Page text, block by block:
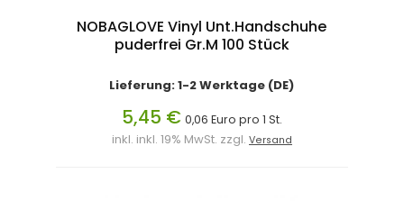
NOBAGLOVE Vinyl Unt.Handschuhe
puderfrei Gr.M 100 Stück
Lieferung: 1-2 Werktage (DE)
5,45 € 0,06 Euro pro 1 St.
inkl. inkl. 19% MwSt. zzgl. Versand